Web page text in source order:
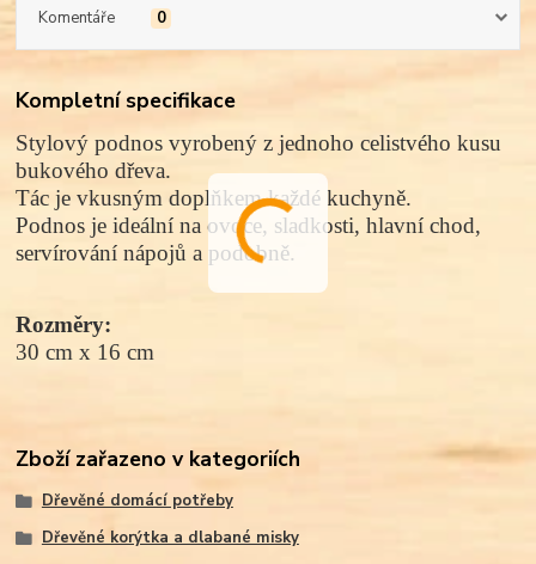
Komentáře 0
Kompletní specifikace
Stylový podnos vyrobený z jednoho celistvého kusu
bukového dřeva.
Tác je vkusným doplňkem každé kuchyně.
Podnos je ideální na ovoce, sladkosti, hlavní chod,
servírování nápojů a podobně.
Rozměry:
30 cm x 16 cm
Zboží zařazeno v kategoriích
Dřevěné domácí potřeby
Dřevěné korýtka a dlabané misky